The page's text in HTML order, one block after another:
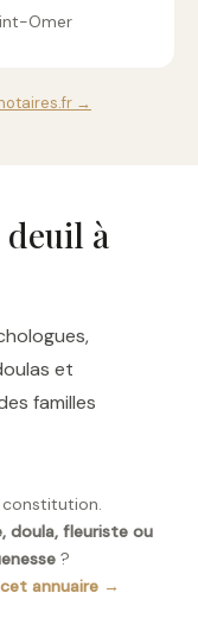
Omer
→
deuil à
et
familles
doula, fleuriste ou
?
annuaire →